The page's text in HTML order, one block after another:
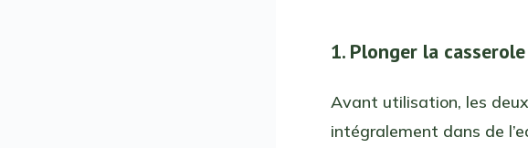
1. Plonger la
Avant utilisation, les
intégralement dans de